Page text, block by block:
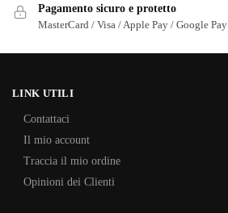
Pagamento sicuro e protetto
MasterCard / Visa / Apple Pay / Google Pay
LINK UTILI
Contattaci
Il mio account
Traccia il mio ordine
Opinioni dei Clienti